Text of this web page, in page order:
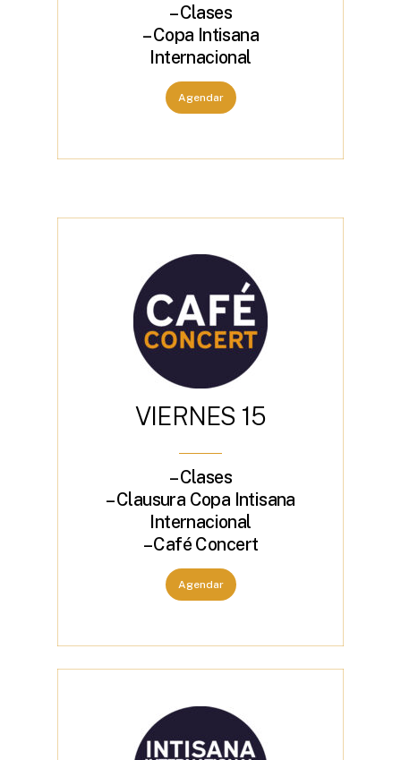
– Clases
– Copa Intisana
Internacional
Agendar
VI ERN ES 15
– Clases
– Clausura Copa Intisana
Internacional
– Café Concert
Agendar